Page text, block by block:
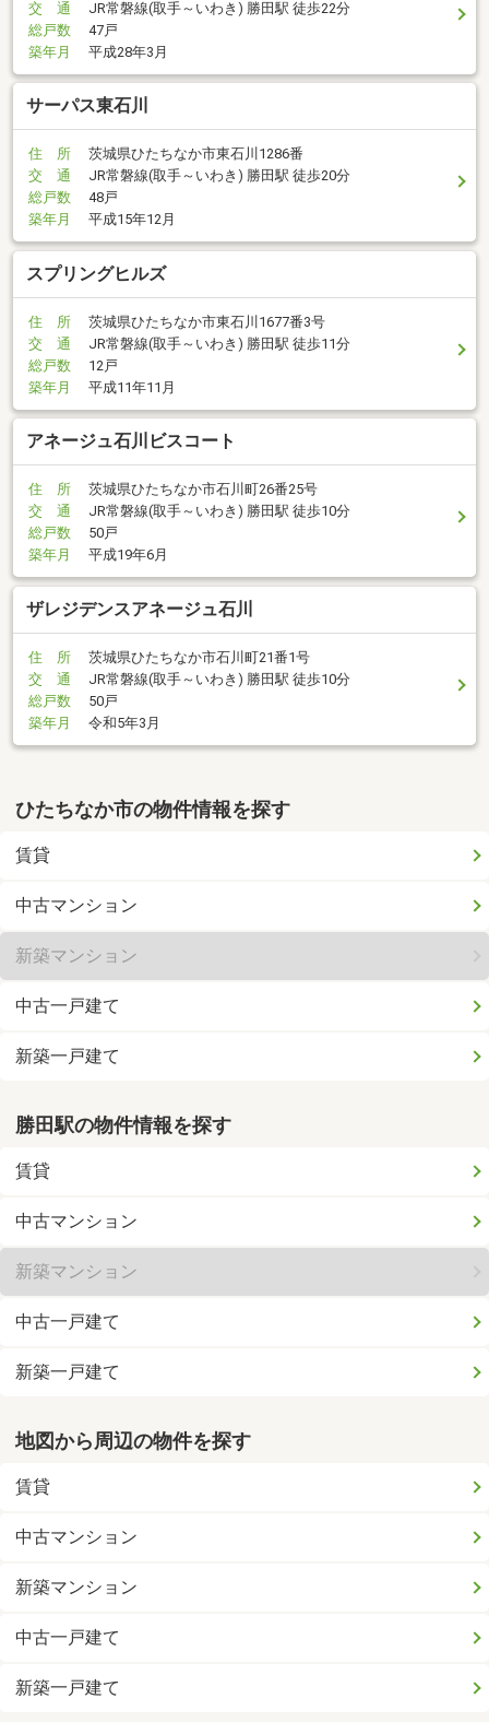
交 通
JR常磐線(取手～いわき) 勝田駅 徒歩22分
総戸数
47戸
築年月
平成28年3月
サーパス東石川
住 所
茨城県ひたちなか市東石川1286番
交 通
JR常磐線(取手～いわき) 勝田駅 徒歩20分
総戸数
48戸
築年月
平成15年12月
スプリングヒルズ
住 所
茨城県ひたちなか市東石川1677番3号
交 通
JR常磐線(取手～いわき) 勝田駅 徒歩11分
総戸数
12戸
築年月
平成11年11月
アネージュ石川ビスコート
住 所
茨城県ひたちなか市石川町26番25号
交 通
JR常磐線(取手～いわき) 勝田駅 徒歩10分
総戸数
50戸
築年月
平成19年6月
ザレジデンスアネージュ石川
住 所
茨城県ひたちなか市石川町21番1号
交 通
JR常磐線(取手～いわき) 勝田駅 徒歩10分
総戸数
50戸
築年月
令和5年3月
ひたちなか市の物件情報を探す
賃貸
中古マンション
新築マンション
中古一戸建て
新築一戸建て
勝田駅の物件情報を探す
賃貸
中古マンション
新築マンション
中古一戸建て
新築一戸建て
地図から周辺の物件を探す
賃貸
中古マンション
新築マンション
中古一戸建て
新築一戸建て